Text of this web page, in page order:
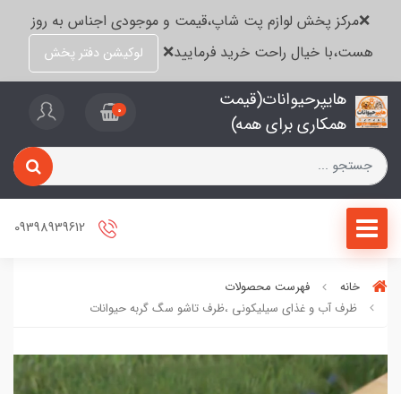
❌مرکز پخش لوازم پت شاپ،قیمت و موجودی اجناس به روز
هست،با خیال راحت خرید فرمایید❌
لوکیشن دفتر پخش
هایپرحیوانات(قیمت
همکاری برای همه)
0
خانه
فهرست محصولات
ظرف آب و غذای سیلیکونی ،ظرف تاشو سگ گربه حیوانات